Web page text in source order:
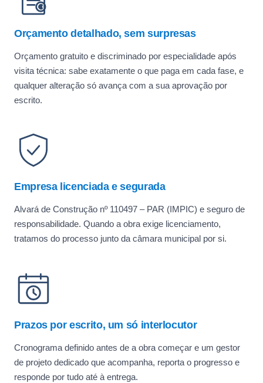
Orçamento detalhado, sem surpresas
Orçamento gratuito e discriminado por especialidade após
visita técnica: sabe exatamente o que paga em cada fase, e
qualquer alteração só avança com a sua aprovação por
escrito.
Empresa licenciada e segurada
Alvará de Construção nº 110497 – PAR (IMPIC) e seguro de
responsabilidade. Quando a obra exige licenciamento,
tratamos do processo junto da câmara municipal por si.
Prazos por escrito, um só interlocutor
Cronograma definido antes de a obra começar e um gestor
de projeto dedicado que acompanha, reporta o progresso e
responde por tudo até à entrega.